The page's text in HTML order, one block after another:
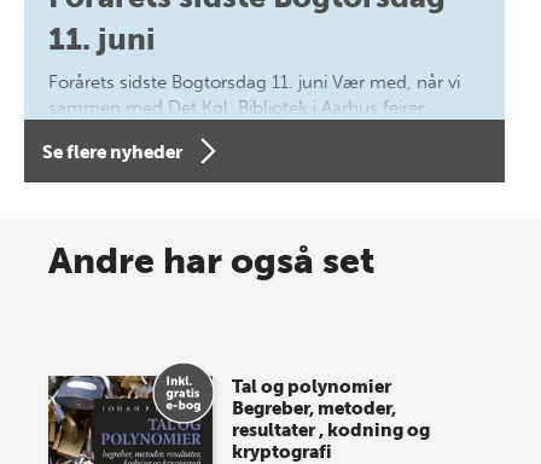
11. juni
Forårets sidste Bogtorsdag 11. juni Vær med, når vi
sammen med Det Kgl. Bibliotek i Aarhus fejrer
forfatterne bag vores nyes…
Spar op til 70% til sommer-
store sommer-lagersalg, så sæt kryds i kalenderen
onsdag den 10. j…
Se flere nyheder
Andre har også set
Tal og polynomier
Begreber, metoder,
resultater , kodning og
kryptografi